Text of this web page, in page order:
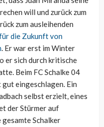
will und zurück zum
zum ausleihenden
die Zukunft von
. Er war erst im Winter
er sich durch kritische
Beim FC Schalke 04
eingeschlagen. Ein
selbst erzielt, eines
der Stürmer auf
Schalker